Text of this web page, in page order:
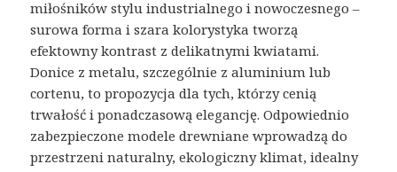
miłośników stylu industrialnego i nowoczesnego –
surowa forma i szara kolorystyka tworzą
efektowny kontrast z delikatnymi kwiatami.
Donice z metalu, szczególnie z aluminium lub
cortenu, to propozycja dla tych, którzy cenią
trwałość i ponadczasową elegancję. Odpowiednio
zabezpieczone modele drewniane wprowadzą do
przestrzeni naturalny, ekologiczny klimat, idealny